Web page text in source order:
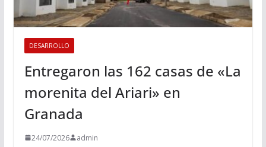
DESARROLLO
Entregaron las 162 casas de «La
morenita del Ariari» en
Granada
24/07/2026 admin